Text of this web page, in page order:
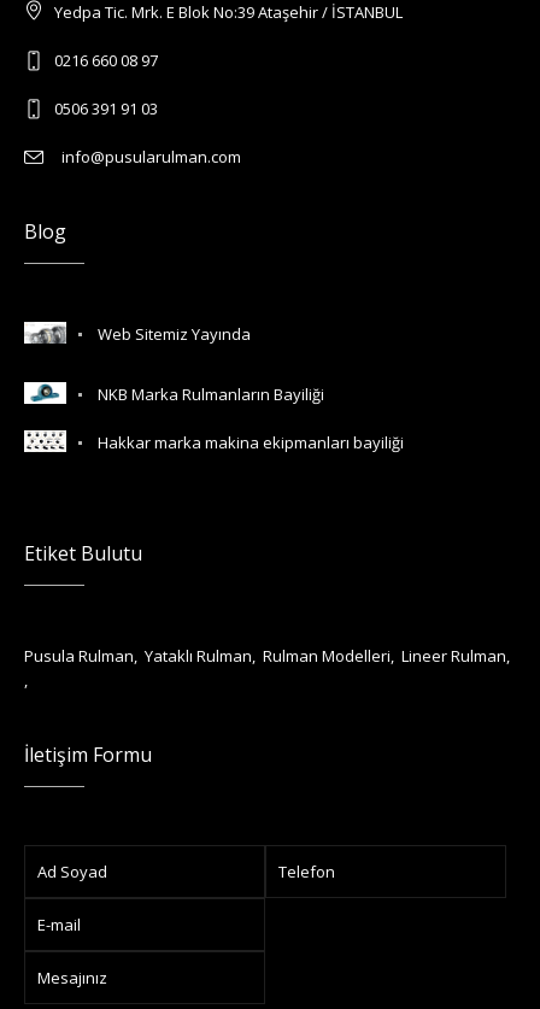
Yedpa Tic. Mrk. E Blok No:39 Ataşehir / İSTANBUL
0216 660 08 97
0506 391 91 03
info@pusularulman.com
Blog
Web Sitemiz Yayında
NKB Marka Rulmanların Bayiliği
Hakkar marka makina ekipmanları bayiliği
Etiket Bulutu
Pusula Rulman,Yataklı Rulman,Rulman Modelleri,Lineer Rulman,
,
İletişim Formu